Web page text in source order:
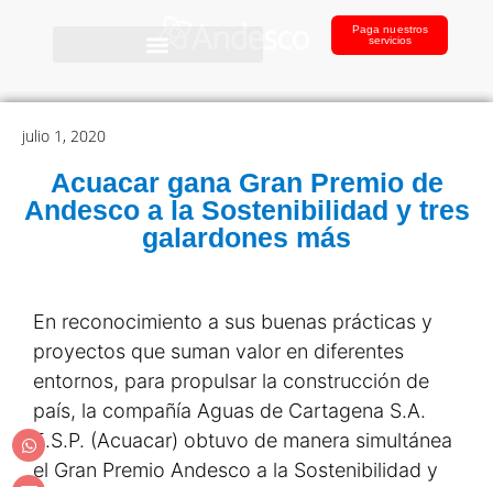
Paga nuestros
servicios
julio 1, 2020
Acuacar gana Gran Premio de
Andesco a la Sostenibilidad y tres
galardones más
En reconocimiento a sus buenas prácticas y
proyectos que suman valor en diferentes
entornos, para propulsar la construcción de
país, la compañía Aguas de Cartagena S.A.
E.S.P. (Acuacar) obtuvo de manera simultánea
el Gran Premio Andesco a la Sostenibilidad y